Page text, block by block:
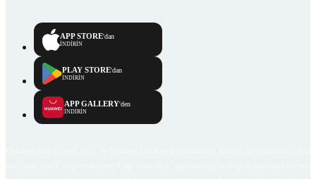
APP STORE'dan
İNDİRİN
PLAY STORE'dan
İNDİRİN
APP GALLERY'den
İNDİRİN